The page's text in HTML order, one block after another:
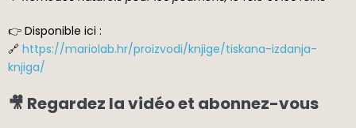
👉 Disponible ici :
🔗 https://mariolab.hr/proizvodi/knjige/tiskana-izdanja-
knjiga/
🎥 Regardez la vidéo et abonnez-vous